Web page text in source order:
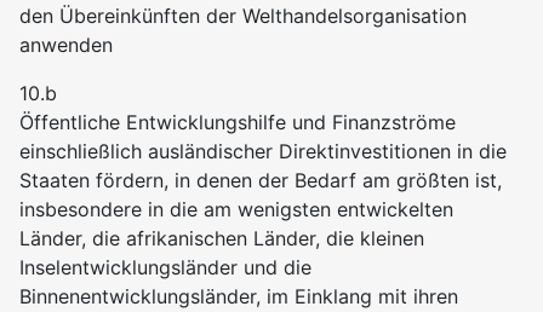
den Übereinkünften der Welthandelsorganisation
anwenden
10.b
Öffentliche Entwicklungshilfe und Finanzströme
einschließlich ausländischer Direktinvestitionen in die
Staaten fördern, in denen der Bedarf am größten ist,
insbesondere in die am wenigsten entwickelten
Länder, die afrikanischen Länder, die kleinen
Inselentwicklungsländer und die
Binnenentwicklungsländer, im Einklang mit ihren